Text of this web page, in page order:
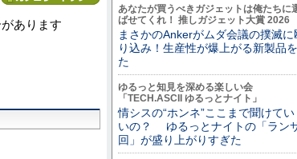
あります
あなたが買うべきガジェットは俺たちに
ばせてくれ！ 推しガジェット大賞 2026
まさかのAnkerがムダ会議の撲滅に
り込み！生産性が爆上がる新製品
た
ゆるっと知見を深める楽しい会
「TECH.ASCII ゆるっとナイト」
情シスの“ホンネ”ここまで聞けてい
いの？ ゆるっとナイトの「ラン
回」が盛り上がりすぎた